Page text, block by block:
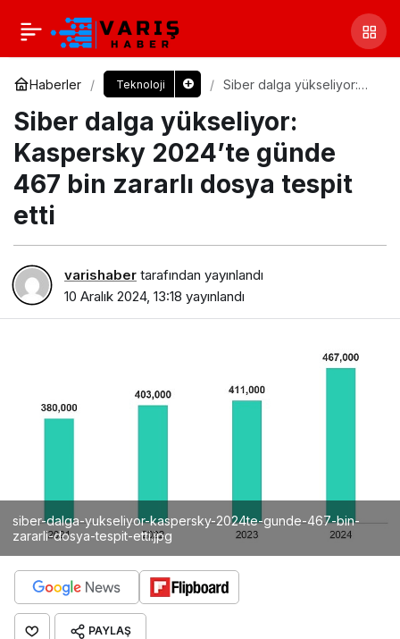
Haberler Teknoloji
Siber dalga yükseliyor:
467 bin zararlı dosya
tespit etti
Siber dalga yükseliyor:
Kaspersky 2024’te günde
467 bin zararlı dosya tespit
etti
varishaber tarafından yayınlandı
10 Aralık 2024, 13:18 yayınlandı
siber-dalga-yukseliyor-kaspersky-2024te-gunde-467-bin-
zararli-dosya-tespit-etti.jpg
PAYLAŞ